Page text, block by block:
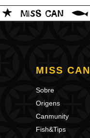
MISS CAN
Sobre
Origens
Canmunity
Fish&Tips